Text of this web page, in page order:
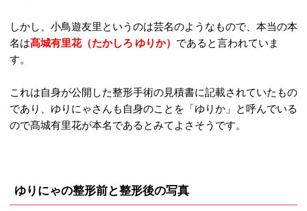
しかし、小鳥遊友里というのは芸名のようなもので、本当の本
名は髙城有里花（たかしろ ゆりか） であると言われていま
す。
これは自身が公開した整形手術の見積書に記載されていたもの
であり、ゆりにゃさんも自身のことを「ゆりか」と呼んでいる
ので髙城有里花が本名であるとみてよさそうです。
ゆりにゃの整形前と整形後の写真